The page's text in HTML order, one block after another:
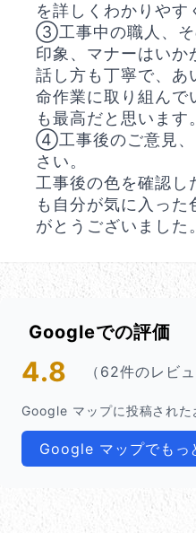
を詳しくわかりやす
③工事中の職人、そ
印象、マナーはいか
話し方も丁寧で、あ
命作業に取り組んで
も最高だと思います。
④工事後のご意見、
さい。
工事後の色を確認し
も自分が気に入った
がとうございました。
Googleでの評価
4.8 （62件のレビュ
Google マップに投稿され
Google マップでもっ